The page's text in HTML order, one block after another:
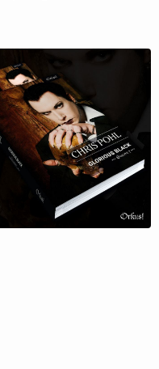
here!
Shop
, and